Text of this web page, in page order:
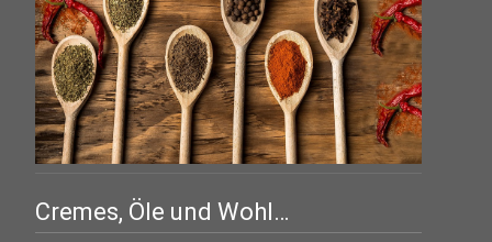
Cremes, Öle und Wohl…